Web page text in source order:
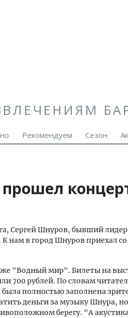
Рекомендуем Сезон
Сергей Шнуров, бывший
К нам в город Шнуров приехал
"Водный мир". Билеты на
700 рублей. По словам
полностью заполнена
деньги за музыку Шнура,
берегу. "А